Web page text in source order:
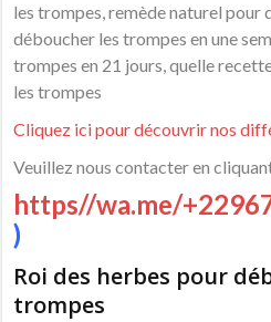
les trompes, remède naturel pour
déboucher les trompes en une
trompes en 21 jours, quelle
les trompes
Cliquez ici pour découvrir nos
Veuillez nous contacter en
https//wa.me/
)
Roi des herbes pour
trompes